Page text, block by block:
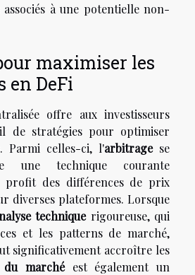
à une potentielle non-
maximiser les
en DeFi
offre aux investisseurs
de stratégies pour optimiser
Parmi celles-ci, l'arbitragese
une technique courante
profit des différences de prix
diverses plateformes. Lorsque
techniquerigoureuse, qui
et les patterns de marché,
significativement accroître les
marchéest également un